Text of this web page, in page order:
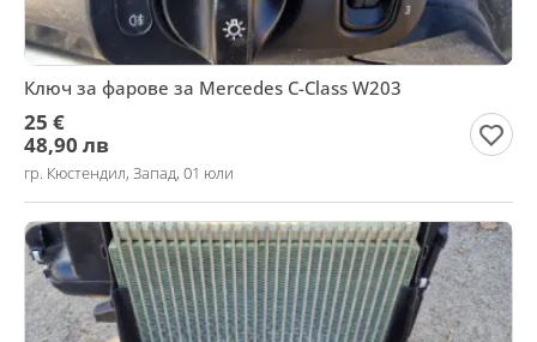
Ключ за фарове за Mercedes C-Class W203
25 €
48,90 лв
гр. Кюстендил, Запад, 01 юли